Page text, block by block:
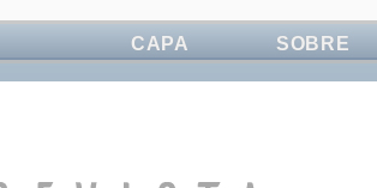
CAPA SOBRE